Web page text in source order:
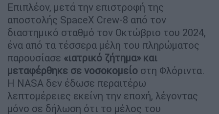
Επιπλέον, μετά την επιστροφή της
αποστολής SpaceX Crew-8 από τον
διαστημικό σταθμό τον Οκτώβριο του 2024,
ένα από τα τέσσερα μέλη του πληρώματος
παρουσίασε «ιατρικό ζήτημα» και
μεταφέρθηκε σε νοσοκομείο στη Φλόριντα.
Η NASA δεν έδωσε περαιτέρω
λεπτομέρειες εκείνη την εποχή, λέγοντας
μόνο σε δήλωση ότι το μέλος του